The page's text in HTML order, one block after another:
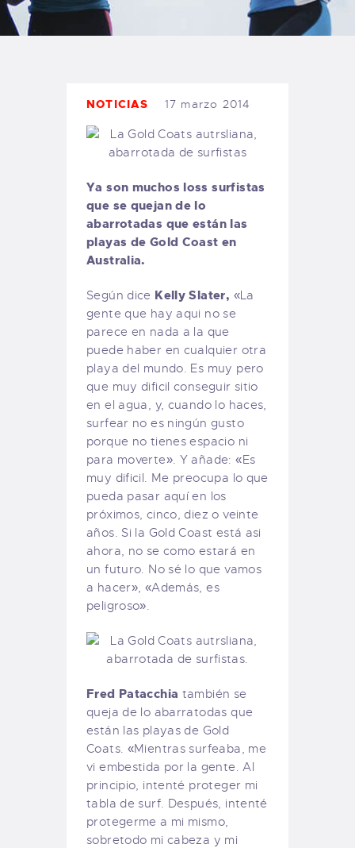
TIENDA FAMILY SURFERS
WEBCAM SALINAS
NOTICIAS 17 marzo 2014
Ya son muchos loss surfistas
que se quejan de lo
abarrotadas que están las
playas de Gold Coast en
Australia.
Según dice Kelly Slater, «La
gente que hay aqui no se
parece en nada a la que
puede haber en cualquier otra
playa del mundo. Es muy pero
que muy dificil conseguir sitio
en el agua, y, cuando lo haces,
surfear no es ningún gusto
porque no tienes espacio ni
para moverte». Y añade: «Es
muy dificil. Me preocupa lo que
pueda pasar aquí en los
próximos, cinco, diez o veinte
años. Si la Gold Coast está asi
ahora, no se como estará en
un futuro. No sé lo que vamos
a hacer», «Además, es
peligroso».
Fred Patacchia también se
queja de lo abarratodas que
están las playas de Gold
Coats. «Mientras surfeaba, me
vi embestida por la gente. Al
principio, intenté proteger mi
tabla de surf. Después, intenté
protegerme a mi mismo,
sobretodo mi cabeza y mi